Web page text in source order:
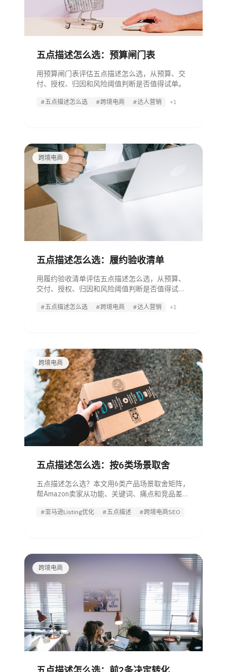
五点描述怎么选：预算闸门表
用预算闸门表评估五点描述怎么选，从预算、交
付、授权、归因和风险阈值判断是否值得试单。
#五点描述怎么选 #跨境电商 #达人营销 +1
跨境电商
五点描述怎么选：履约验收清单
用履约验收清单评估五点描述怎么选，从预算、
交付、授权、归因和风险阈值判断是否值得试
#五点描述怎么选 #跨境电商 #达人营销 +1
跨境电商
五点描述怎么选：按6类场景取舍
五点描述怎么选？本文用6类产品场景取舍矩阵，
帮Amazon卖家从功能、关键词、痛点和竞品差评
#亚马逊Listing优化 #五点描述 #跨境电商SEO
跨境电商